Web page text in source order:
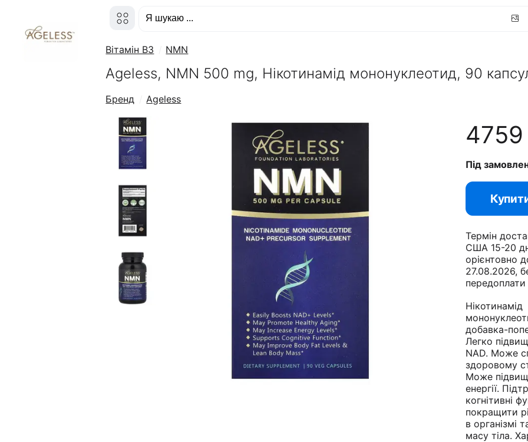
Вітамін B3 NMN
Ageless, NMN 500 mg, Нікотинамід мононуклеотид, 90
Бренд Ageless
4759
Під
Термін
США 15-20
орієнтовно
27.08.2026,
передоплати
Нікотинамід
добавка-
Легко
NAD. Може
здоровому
Може
енергії.
когнітивні
покращити
в організмі
масу тіла.